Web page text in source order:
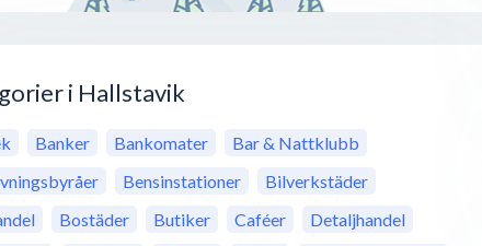
i Hallstavik
Banker Bankomater
Bar & Nattklubb
Bensinstationer
Bilverkstäder
Bostäder Butiker Caféer
Detaljhandel